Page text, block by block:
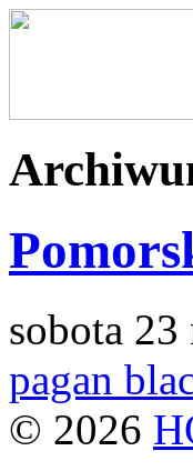
sobota
pagan
© 2026